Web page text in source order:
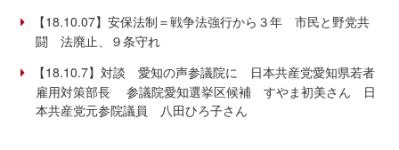
【18.10.07】安保法制＝戦争法強行から３年 市民と野党共
闘 法廃止、９条守れ
【18.10.7】対談 愛知の声参議院に 日本共産党愛知県若者
雇用対策部長 参議院愛知選挙区候補 すやま初美さん 日
本共産党元参院議員 八田ひろ子さん